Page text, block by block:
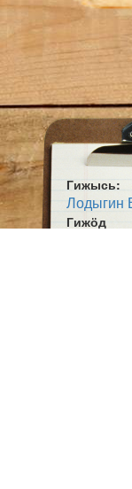
Гижысь:
Лодыгин
Гижӧд